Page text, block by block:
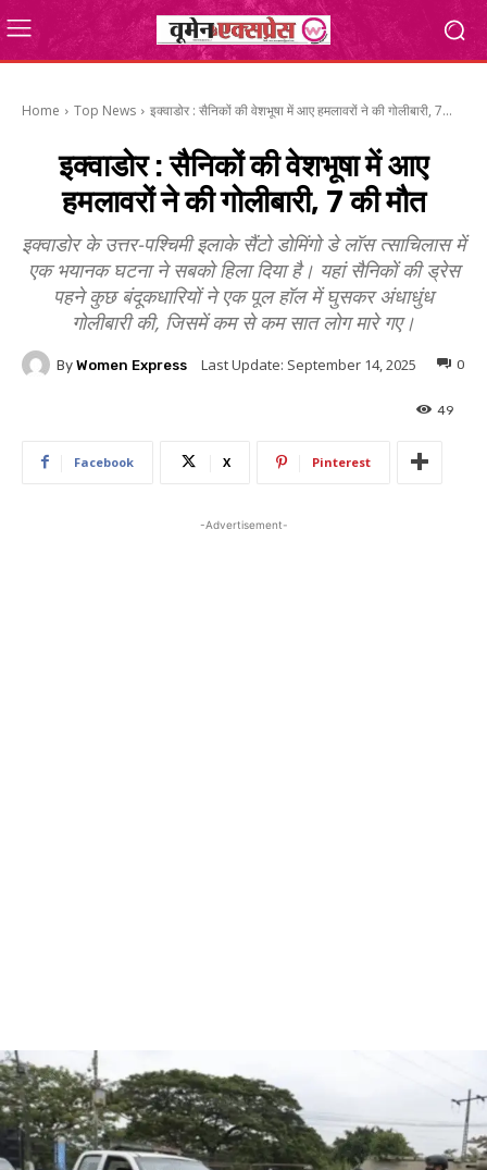
Home Top News इक्वाडोर : सैनिकों की वेशभूषा में आए हमलावरों ने की गोलीबारी, 7...
इक्वाडोर : सैनिकों की वेशभूषा में आए
हमलावरों ने की गोलीबारी, 7 की मौत
इक्वाडोर के उत्तर-पश्चिमी इलाके सैंटो डोमिंगो डे लॉस त्साचिलास में
एक भयानक घटना ने सबको हिला दिया है। यहां सैनिकों की ड्रेस
पहने कुछ बंदूकधारियों ने एक पूल हॉल में घुसकर अंधाधुंध
गोलीबारी की, जिसमें कम से कम सात लोग मारे गए।
By Women Express Last Update: September 14, 2025 0
49
Facebook X Pinterest
-Advertisement-